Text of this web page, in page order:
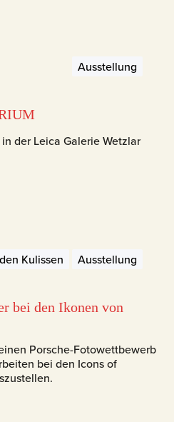
Ausstellung
der Leica Galerie Wetzlar
Kulissen
Ausstellung
bei den Ikonen von
Porsche-Fotowettbewerb
bei den Icons of